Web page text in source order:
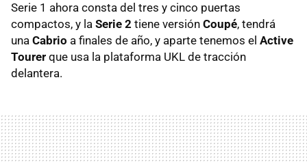
Serie 1 ahora consta del tres y cinco puertas
compactos, y la Serie 2 tiene versión Coupé, tendrá
una Cabrio a finales de año, y aparte tenemos el Active
Tourer que usa la plataforma UKL de tracción
delantera.